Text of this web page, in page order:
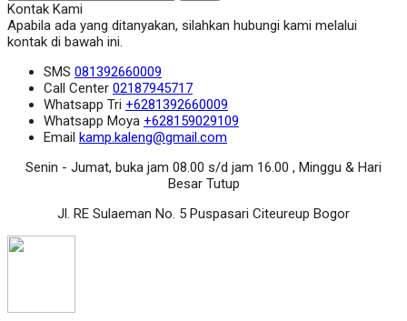
Kontak Kami
Apabila ada yang ditanyakan, silahkan hubungi kami melalui
kontak di bawah ini.
SMS 081392660009
Call Center 02187945717
Whatsapp Tri +6281392660009
Whatsapp Moya +628159029109
Email kamp.kaleng@gmail.com
Senin - Jumat, buka jam 08.00 s/d jam 16.00 , Minggu & Hari
Besar Tutup
Jl. RE Sulaeman No. 5 Puspasari Citeureup Bogor